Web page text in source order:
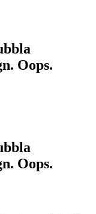
Oops.
Oops.